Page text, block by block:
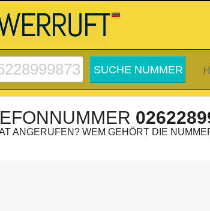
ANGERUFEN? WEM GEHÖRT DIE